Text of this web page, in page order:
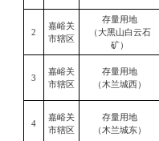
2
嘉峪关
市辖区
存量用地
（大黑山白云石
矿）
3
嘉峪关
市辖区
存量用地
（木兰城西）
4
嘉峪关
市辖区
存量用地
（木兰城东）